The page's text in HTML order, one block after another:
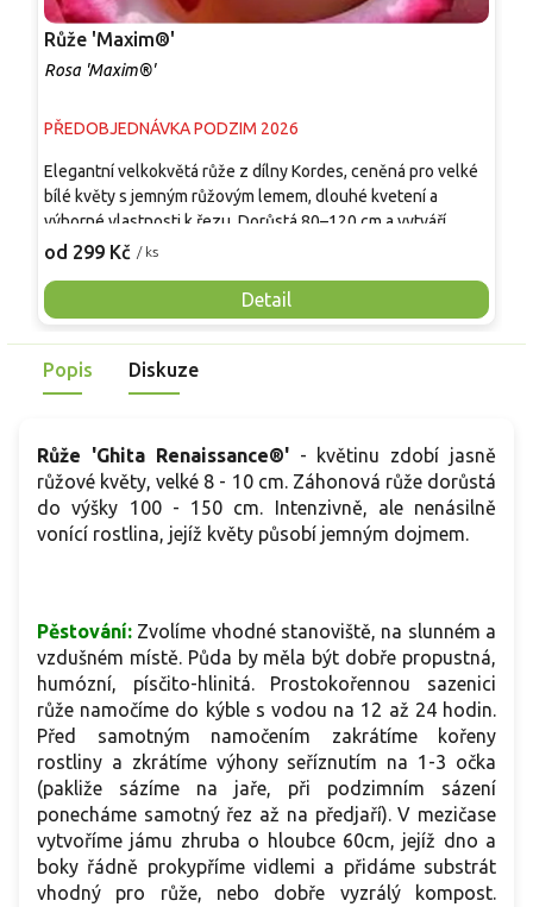
Růže 'Maxim®'
Rosa 'Maxim®'
PŘEDOBJEDNÁVKA PODZIM 2026
od 299 Kč / ks
Detail
Elegantní velkokvětá růže z dílny Kordes, ceněná pro velké
bílé květy s jemným růžovým lemem, dlouhé kvetení a
výborné vlastnosti k řezu. Dorůstá 80–120 cm a vytváří
vzpřímený, kompaktní keř s tmavě zelenými lesklými listy.
průměru 10–12 cm klasického čajohybridního tvaru. Vůně je
jemná až středně silná, sladká s lehce ovocnými tóny. Skvěle
se hodí do reprezentativních záhonů, jako solitéra i do
svatebních a floristických aranžmá.
Popis Diskuze
Růže 'Ghita Renaissance®'- květinu zdobí jasně
růžové květy, velké 8 - 10 cm. Záhonová růže dorůstá
do výšky 100 - 150 cm. Intenzivně, ale nenásilně
vonící rostlina, jejíž květy působí jemným dojmem.
Pěstování: Zvolíme vhodné stanoviště, na slunném a
vzdušném místě. Půda by měla být dobře propustná,
humózní, písčito-hlinitá. Prostokořennou sazenici
růže namočíme do kýble s vodou na 12 až 24 hodin.
Před samotným namočením zakrátíme kořeny
rostliny a zkrátíme výhony seříznutím na 1-3 očka
(pakliže sázíme na jaře, při podzimním sázení
ponecháme samotný řez až na předjaří). V mezičase
vytvoříme jámu zhruba o hloubce 60cm, jejíž dno a
boky řádně prokypříme vidlemi a přidáme substrát
vhodný pro růže, nebo dobře vyzrálý kompost.